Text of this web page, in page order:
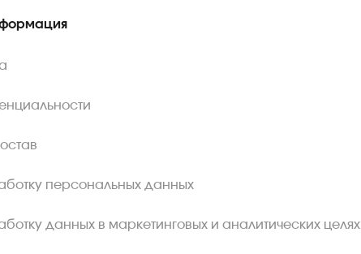
персональных данных
данных в маркетинговых и аналитических целях